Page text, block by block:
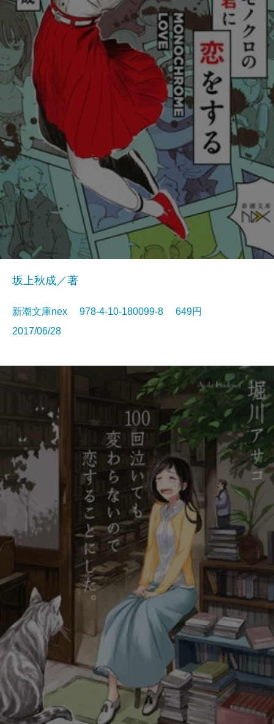
坂上秋成／著
新潮文庫nex 978-4-10-180099-8 649円
2017/06/28